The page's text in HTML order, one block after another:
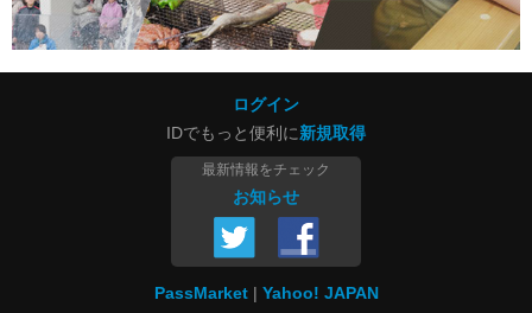
ログイン
IDでもっと便利に新規取得
最新情報をチェック
お知らせ
PassMarket Yahoo! JAPAN